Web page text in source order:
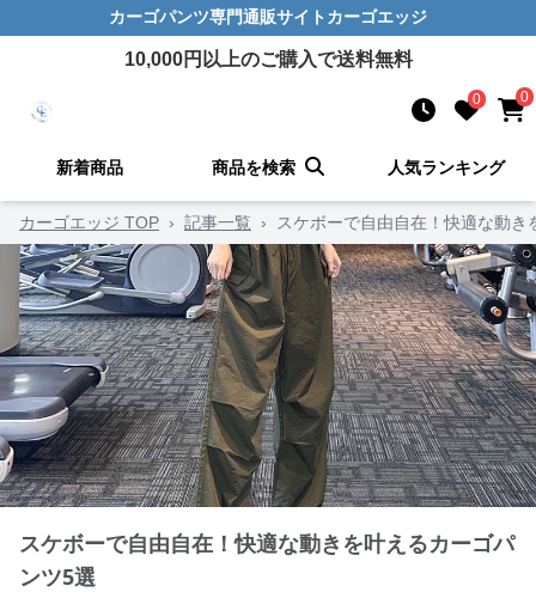
カーゴパンツ専門通販サイト カーゴエッジ
10,000円以上のご購入で送料無料
0 0
新着商品 商品を検索 人気ランキング
カーゴエッジ TOP › 記事一覧 › スケボーで自由自在！快適な動
スケボーで自由自在！快適な動きを叶えるカーゴパ
ンツ5選